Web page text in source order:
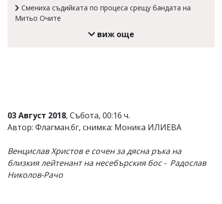
Смениха съдийката по процеса срещу бандата на
Митьо Очите
виж още
03 Август 2018, Събота, 00:16 ч.
Автор: Флагман.бг, снимка: Моника ИЛИЕВА
Венцислав Христов е сочен за дясна ръка на
близкия лейтенант на несебърския бос - Радослав
Николов-Рачо